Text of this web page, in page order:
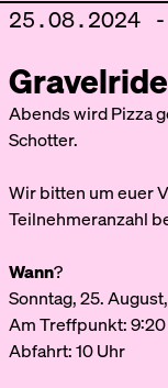
25.08.2024
Gravelride
Abends wird Pizza
Schotter.
Wir bitten um euer
Teilnehmeranzahl
Wann?
Sonntag, 25. August,
Am Treffpunkt:
Abfahrt: 10 Uhr